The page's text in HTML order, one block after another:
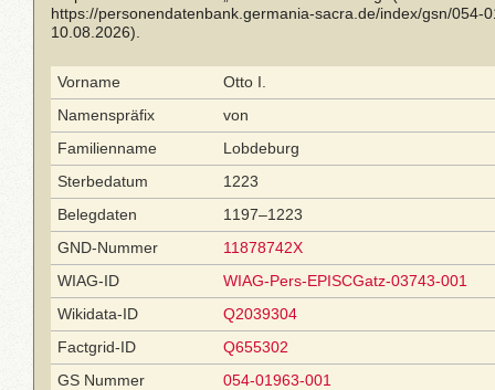
https://personendatenbank.germania-sacra.de/index/gsn/054-
10.08.2026).
Vorname
Otto I.
Namenspräfix
von
Familienname
Lobdeburg
Sterbedatum
1223
Belegdaten
1197–1223
GND-Nummer
11878742X
WIAG-ID
WIAG-Pers-EPISCGatz-03743-001
Wikidata-ID
Q2039304
Factgrid-ID
Q655302
GS Nummer
054-01963-001